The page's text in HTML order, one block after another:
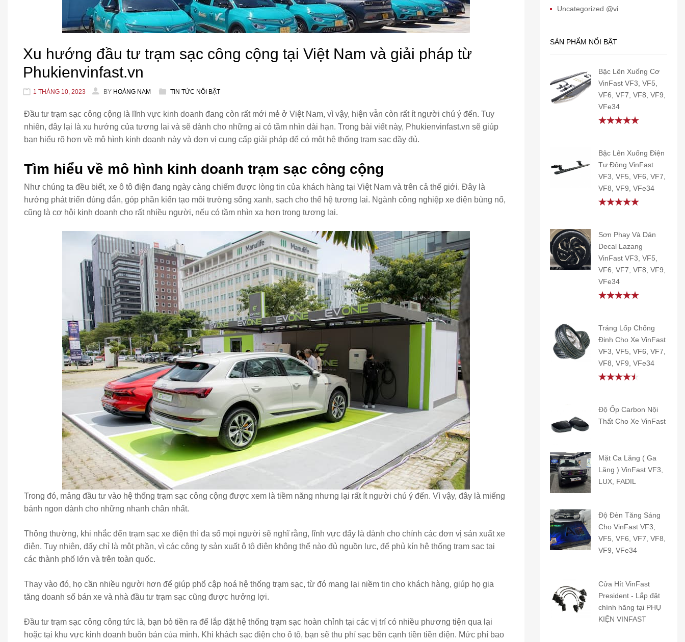
Xu hướng đầu tư trạm sạc công cộng tại Việt Nam và giải pháp từ
Phukienvinfast.vn
1 THÁNG 10, 2023 BY HOÀNG NAM TIN TỨC NỔI BẬT
Đầu tư trạm sạc công cộng là lĩnh vực kinh doanh đang còn rất mới mẻ ở Việt Nam, vì vậy, hiện vẫn còn rất ít người chú ý đến. Tuy
nhiên, đây lại là xu hướng của tương lai và sẽ dành cho những ai có tầm nhìn dài hạn. Trong bài viết này, Phukienvinfast.vn sẽ giúp
bạn hiểu rõ hơn về mô hình kinh doanh này và đơn vị cung cấp giải pháp để có một hệ thống trạm sạc đầy đủ.
Tìm hiểu về mô hình kinh doanh trạm sạc công cộng
Như chúng ta đều biết, xe ô tô điện đang ngày càng chiếm được lòng tin của khách hàng tại Việt Nam và trên cả thế giới. Đây là
hướng phát triển đúng đắn, góp phần kiến tạo môi trường sống xanh, sạch cho thế hệ tương lai. Ngành công nghiệp xe điện bùng nổ,
cũng là cơ hội kinh doanh cho rất nhiều người, nếu có tầm nhìn xa hơn trong tương lai.
Trong đó, mảng đầu tư vào hệ thống trạm sạc công cộng được xem là tiềm năng nhưng lại rất ít người chú ý đến. Vì vậy, đây là miếng
bánh ngon dành cho những nhanh chân nhất.
Thông thường, khi nhắc đến trạm sạc xe điện thì đa số mọi người sẽ nghĩ rằng, lĩnh vực đấy là dành cho chính các đơn vị sản xuất xe
điện. Tuy nhiên, đấy chỉ là một phần, vì các công ty sản xuất ô tô điện không thể nào đủ nguồn lực, để phủ kín hệ thống trạm sạc tại
các thành phố lớn và trên toàn quốc.
Thay vào đó, họ cần nhiều người hơn để giúp phổ cập hoá hệ thống trạm sạc, từ đó mang lại niềm tin cho khách hàng, giúp họ gia
tăng doanh số bán xe và nhà đầu tư trạm sạc cũng được hưởng lợi.
Đầu tư trạm sạc công công tức là, bạn bỏ tiền ra để lắp đặt hệ thống trạm sạc hoàn chỉnh tại các vị trí có nhiều phương tiện qua lại
hoặc tại khu vực kinh doanh buôn bán của mình. Khi khách sạc điện cho ô tô, bạn sẽ thu phí sạc bên cạnh tiền tiền điện. Mức phí bao
Uncategorized @vi
SẢN PHẨM NỔI BẬT
Bậc Lên Xuống Cơ
VinFast VF3, VF5,
VF6, VF7, VF8, VF9,
VFe34
Bậc Lên Xuống Điện
Tự Động VinFast
VF3, VF5, VF6, VF7,
VF8, VF9, VFe34
Sơn Phay Và Dán
Decal Lazang
VinFast VF3, VF5,
VF6, VF7, VF8, VF9,
VFe34
Tráng Lốp Chống
Đinh Cho Xe VinFast
VF3, VF5, VF6, VF7,
VF8, VF9, VFe34
of 5
Độ Ốp Carbon Nội
Thất Cho Xe VinFast
Mặt Ca Lăng ( Ga
Lăng ) VinFast VF3,
LUX, FADIL
Độ Đèn Tăng Sáng
Cho VinFast VF3,
VF5, VF6, VF7, VF8,
VF9, VFe34
Cửa Hít VinFast
President - Lắp đặt
chính hãng tại PHỤ
KIỆN VINFAST